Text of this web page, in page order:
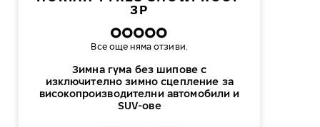
3P
Зимна гума без шипове с
изключително зимно сцепление за
високопроизводителни автомобили и
SUV-ове
Все още няма отзиви.